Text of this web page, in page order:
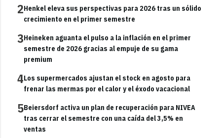
2Henkel eleva sus perspectivas para 2026 tras un sólido
crecimiento en el primer semestre
3Heineken aguanta el pulso a la inflación en el primer
semestre de 2026 gracias al empuje de su gama
premium
4Los supermercados ajustan el stock en agosto para
frenar las mermas por el calor y el éxodo vacacional
5Beiersdorf activa un plan de recuperación para NIVEA
tras cerrar el semestre con una caída del 3,5% en
ventas